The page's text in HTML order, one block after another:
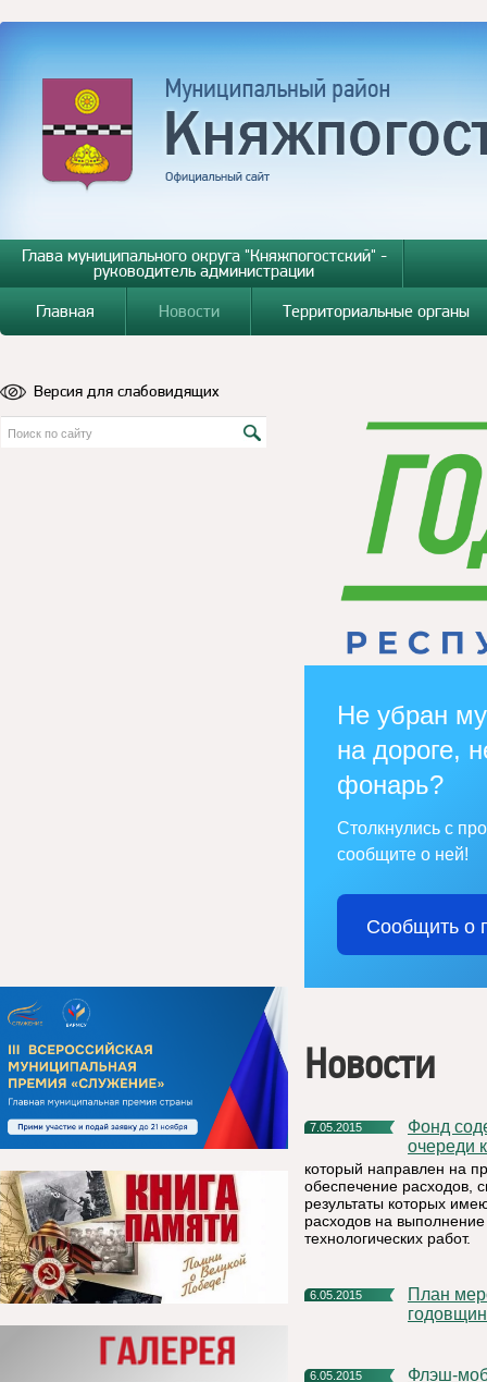
Глава муниципального округа "Княжпогостский" -
руководитель администрации
Главная
Новости Территориальные органы
Версия для слабовидящих
Не убран
на дороге,
фонарь?
Столкнулись с
сообщите о ней!
Сообщить о
Новости
7.05.2015
Фонд содействия начинает сбор заявок на участие в третьей
очереди
который направлен на
обеспечение расходов,
результаты которых
расходов на выполнение
технологических работ.
6.05.2015
План мероприятий по проведению празднования 70-й
6.05.2015 Флэш-